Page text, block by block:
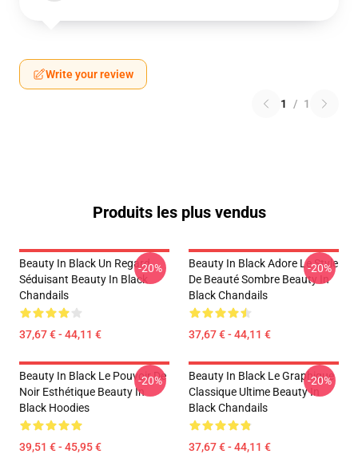
Write your review
1 / 1
Produits les plus vendus
Beauty In Black Un Regard
Séduisant Beauty In Black
Chandails
37,67 € - 44,11 €
-20%
Beauty In Black Adore Le Style
De Beauté Sombre Beauty In
Black Chandails
37,67 € - 44,11 €
-20%
Beauty In Black Le Pouvoir De
Noir Esthétique Beauty In
Black Hoodies
39,51 € - 45,95 €
-20%
Beauty In Black Le Graphique
Classique Ultime Beauty In
Black Chandails
37,67 € - 44,11 €
-20%